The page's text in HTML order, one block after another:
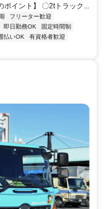
イント】 〇2tトラック...
フリーター歓迎
即日勤務OK
固定時間制
払いOK
有資格者歓迎